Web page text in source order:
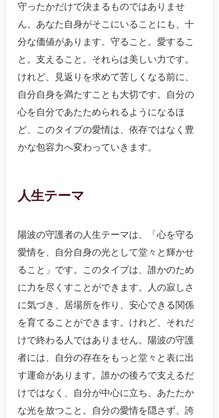
守ったかだけで決まるものではありませ
ん。あなた自身がそこにいることにも、十
分な価値があります。守ること。愛するこ
と。支えること。それらは美しい力です。
けれど、見返りを求めて苦しくなる前に、
自分自身を満たすことも大切です。自分の
心を自分であたためられるようになるほ
ど、このタイプの愛情は、依存ではなく豊
かな包容力へ変わっていきます。
人生テーマ
陽波の守護者の人生テーマは、「心を守る
愛情を、自分自身の光として堂々と輝かせ
ること」です。このタイプは、誰かのため
に力を尽くすことができます。人の寂しさ
に気づき、居場所を作り、安心できる関係
を育てることができます。けれど、それだ
けで終わる人ではありません。陽波の守護
者には、自分の存在をもっと堂々と表に出
す運命があります。誰かの後ろで支えるだ
けではなく、自分が中心に立ち、あたたか
な光を放つこと。自分の愛情を隠さず、誇